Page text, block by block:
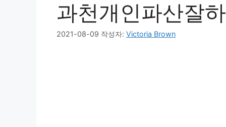
과천개인파산잘
2021-08-09 작성자: Victoria Brown